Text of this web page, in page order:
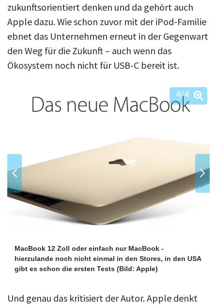
zukunftsorientiert denken und da gehört auch
Apple dazu. Wie schon zuvor mit der iPod-Familie
ebnet das Unternehmen erneut in der Gegenwart
den Weg für die Zukunft – auch wenn das
Ökosystem noch nicht für USB-C bereit ist.
MacBook 12 Zoll oder einfach nur MacBook -
hierzulande noch nicht einmal in den Stores, in den USA
gibt es schon die ersten Tests (Bild: Apple)
4/4
Und genau das kritisiert der Autor. Apple denkt